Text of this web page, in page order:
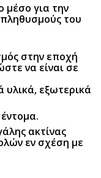
μέσο για την
του
στην εποχή
να είναι σε
υλικά, εξωτερικά
ακτίνας
εν σχέση με